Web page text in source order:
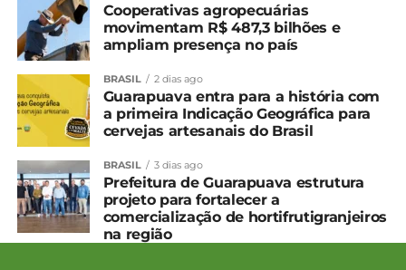
Cooperativas agropecuárias
movimentam R$ 487,3 bilhões e
ampliam presença no país
BRASIL 2 dias ago
Guarapuava entra para a história com
a primeira Indicação Geográfica para
cervejas artesanais do Brasil
BRASIL 3 dias ago
Prefeitura de Guarapuava estrutura
projeto para fortalecer a
comercialização de hortifrutigranjeiros
na região